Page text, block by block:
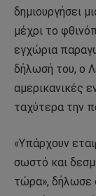
δημιουργήσει
μέχρι το
εγχώρια
δήλωσή του, ο
αμερικανικές
ταχύτερα την
«Υπάρχουν
σωστό και
τώρα», δήλωσε